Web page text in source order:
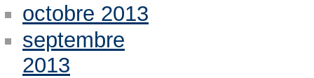
octobre 2013
septembre
2013